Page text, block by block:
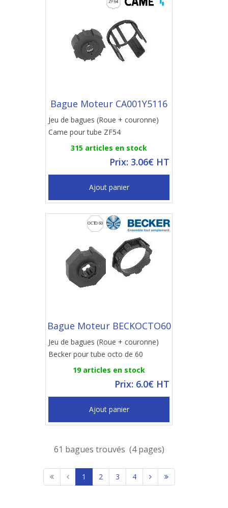
Bague Moteur CA001Y5116
Jeu de bagues (Roue + couronne)
Came pour tube ZF54
315 articles en stock
Prix: 3.06€ HT
Ajout panier
Bague Moteur BECKOCTO60
Jeu de bagues (Roue + couronne)
Becker pour tube octo de 60
19 articles en stock
Prix: 6.0€ HT
Ajout panier
61 bagues trouvés (4 pages)
1 2 3 4